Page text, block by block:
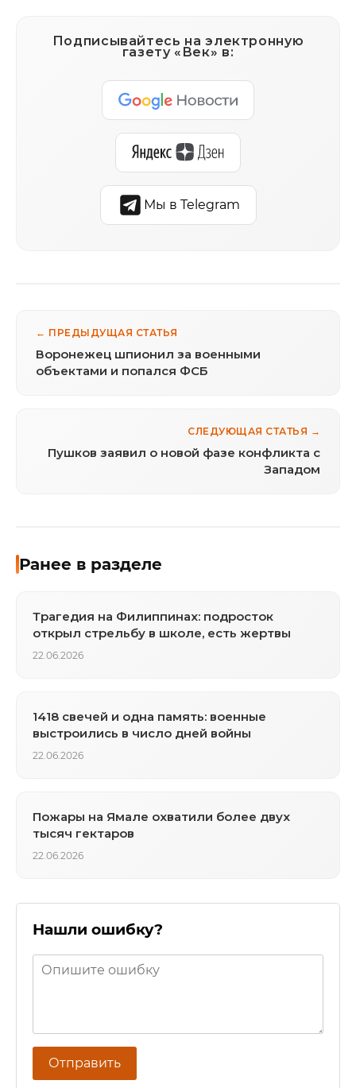
Подписывайтесь на электронную
газету «Век» в:
Мы в Telegram
← ПРЕДЫДУЩАЯ СТАТЬЯ
Воронежец шпионил за военными
объектами и попался ФСБ
СЛЕДУЮЩАЯ СТАТЬЯ →
Пушков заявил о новой фазе конфликта с
Западом
Ранее в разделе
Трагедия на Филиппинах: подросток
открыл стрельбу в школе, есть жертвы
22.06.2026
1418 свечей и одна память: военные
выстроились в число дней войны
22.06.2026
Пожары на Ямале охватили более двух
тысяч гектаров
22.06.2026
Нашли ошибку?
Отправить